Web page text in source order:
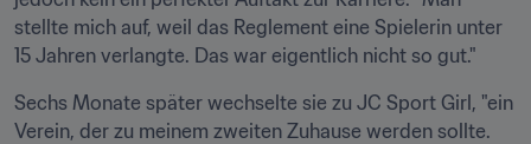
stellte mich auf, weil das Reglement eine Spielerin unter
15 Jahren verlangte. Das war eigentlich nicht so gut."
Sechs Monate später wechselte sie zu JC Sport Girl, "ein
Verein, der zu meinem zweiten Zuhause werden sollte.